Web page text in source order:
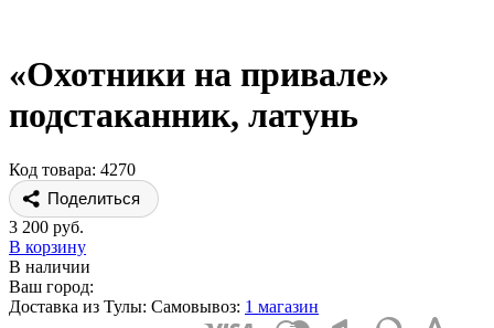
«Охотники на привале»
подстаканник, латунь
Код товара: 4270
Поделиться
3 200 руб.
В корзину
В наличии
Ваш город:
Доставка из Тулы: Самовывоз: 1 магазин